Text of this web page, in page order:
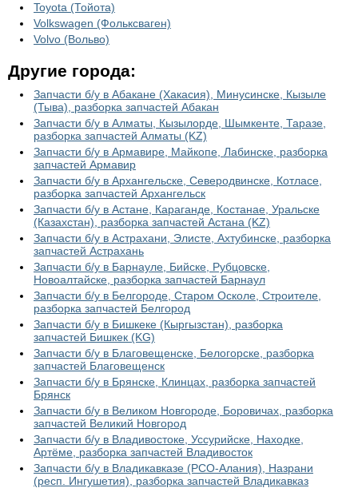
Toyota (Тойота)
Volkswagen (Фольксваген)
Volvo (Вольво)
Другие города:
Запчасти б/у в Абакане (Хакасия), Минусинске, Кызыле
(Тыва), разборка запчастей Абакан
Запчасти б/у в Алматы, Кызылорде, Шымкенте, Таразе,
разборка запчастей Алматы (KZ)
Запчасти б/у в Армавире, Майкопе, Лабинске, разборка
запчастей Армавир
Запчасти б/у в Архангельске, Северодвинске, Котласе,
разборка запчастей Архангельск
Запчасти б/у в Астане, Караганде, Костанае, Уральске
(Казахстан), разборка запчастей Астана (KZ)
Запчасти б/у в Астрахани, Элисте, Ахтубинске, разборка
запчастей Астрахань
Запчасти б/у в Барнауле, Бийске, Рубцовске,
Новоалтайске, разборка запчастей Барнаул
Запчасти б/у в Белгороде, Старом Осколе, Строителе,
разборка запчастей Белгород
Запчасти б/у в Бишкеке (Кыргызстан), разборка
запчастей Бишкек (KG)
Запчасти б/у в Благовещенске, Белогорске, разборка
запчастей Благовещенск
Запчасти б/у в Брянске, Клинцах, разборка запчастей
Брянск
Запчасти б/у в Великом Новгороде, Боровичах, разборка
запчастей Великий Новгород
Запчасти б/у в Владивостоке, Уссурийске, Находке,
Артёме, разборка запчастей Владивосток
Запчасти б/у в Владикавказе (РСО-Алания), Назрани
(респ. Ингушетия), разборка запчастей Владикавказ